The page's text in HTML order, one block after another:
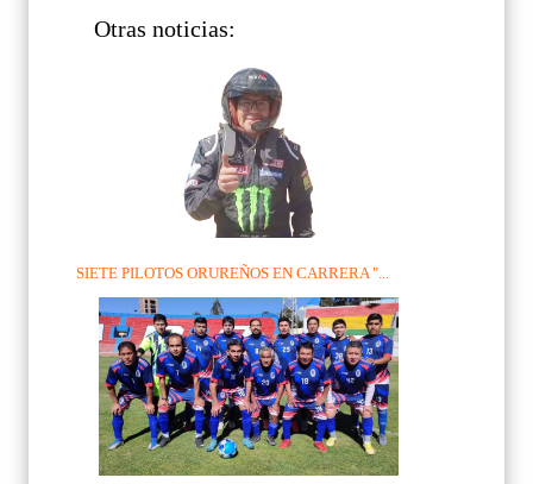
Otras noticias:
SIETE PILOTOS ORUREÑOS EN CARRERA "...